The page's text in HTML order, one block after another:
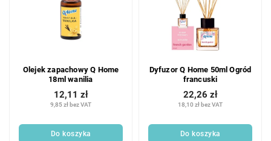
Olejek zapachowy Q Home
18ml wanilia
9,85 zł bez VAT
12,11 zł
Do koszyka
Dyfuzor Q Home 50ml Ogród
francuski
18,10 zł bez VAT
22,26 zł
Do koszyka